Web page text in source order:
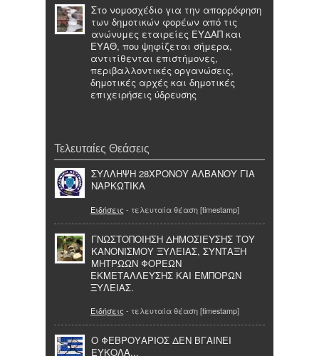
Στο νομοσχέδιο για την απορρόφηση
των δημοτικών φορέων από τις
ανώνυμες εταιρείες ΕΥΔΑΠ και
ΕΥΑΘ, που ψηφίζεται σήμερα,
αντιτίθενται επιστήμονες,
περιβαλλοντικές οργανώσεις,
δημοτικές αρχές και δημοτικές
επιχειρήσεις ύδρευσης
Τελευταίες Θεάσεις
ΣΥΛΛΗΨΗ 28ΧΡΟΝΟΥ ΑΛΒΑΝΟΥ ΓΙΑ
ΝΑΡΚΩΤΙΚΑ
Ειδήσεις - τελευταία θέαση [timestamp]
ΓΝΩΣΤΟΠΟΙΗΣΗ ΔΗΜΟΣΙΕΥΣΗΣ ΤΟΥ
ΚΑΝΟΝΙΣΜΟΥ ΞΥΛΕΙΑΣ, ΣΥΝΤΑΞΗ
ΜΗΤΡΩΩΝ ΦΟΡΕΩΝ
ΕΚΜΕΤΑΛΛΕΥΣΗΣ ΚΑΙ ΕΜΠΟΡΩΝ
ΞΥΛΕΙΑΣ.
Ειδήσεις - τελευταία θέαση [timestamp]
Ο ΦΕΒΡΟΥΑΡΙΟΣ ΔΕΝ ΒΓΑΙΝΕΙ
ΕΥΚΟΛΑ...